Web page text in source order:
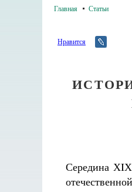
Главная Статьи
Нравится
Середина ХIХ